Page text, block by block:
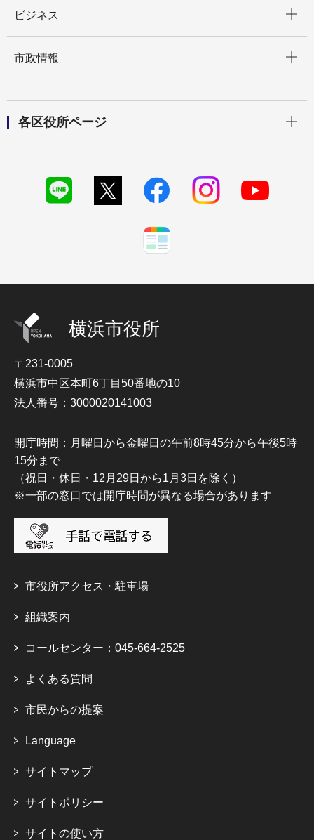
ビジネス
市政情報
各区役所ページ
横浜市役所
〒231-0005
横浜市中区本町6丁目50番地の10
法人番号：3000020141003
開庁時間：月曜日から金曜日の午前8時45分から午後5時
15分まで
（祝日・休日・12月29日から1月3日を除く）
※一部の窓口では開庁時間が異なる場合があります
市役所アクセス・駐車場
組織案内
コールセンター：045-664-2525
よくある質問
市民からの提案
Language
サイトマップ
サイトポリシー
サイトの使い方